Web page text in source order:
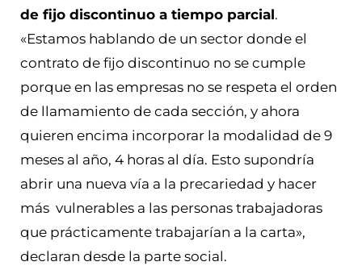
de fijo discontinuo a tiempo parcial.
«Estamos hablando de un sector donde el
contrato de fijo discontinuo no se cumple
porque en las empresas no se respeta el orden
de llamamiento de cada sección, y ahora
quieren encima incorporar la modalidad de 9
meses al año, 4 horas al día. Esto supondría
abrir una nueva vía a la precariedad y hacer
más vulnerables a las personas trabajadoras
que prácticamente trabajarían a la carta»,
declaran desde la parte social.